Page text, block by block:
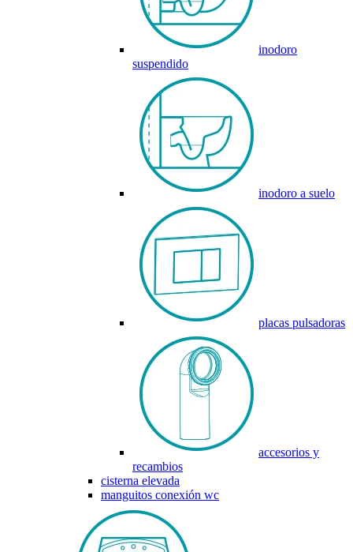
inodoro
suspendido
inodoro a suelo
placas pulsadoras
accesorios y
recambios
cisterna elevada
manguitos conexión wc